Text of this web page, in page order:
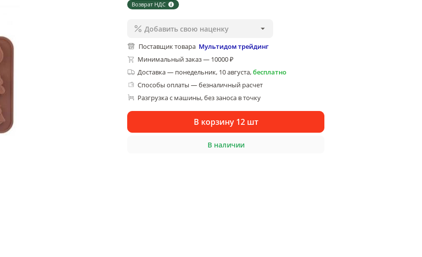
Возврат НДС
Добавить свою наценку
Поставщик товара Мультидом трейдинг
Минимальный заказ — 10000 ₽
Доставка— понедельник, 10 августа,бесплатно
Способы оплаты — безналичный расчет
Разгрузка с машины, без заноса в точку
В корзину 12 шт
В наличии